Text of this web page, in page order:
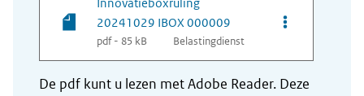
20241029 IBOX 000009
pdf - 85 kB Belastingdienst
Opties van
De pdf kunt u lezen met Adobe Reader. Deze